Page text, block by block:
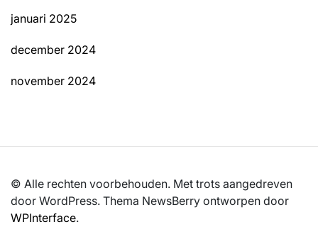
januari 2025
december 2024
november 2024
© Alle rechten voorbehouden. Met trots aangedreven
door WordPress. Thema NewsBerry ontworpen door
WPInterface.